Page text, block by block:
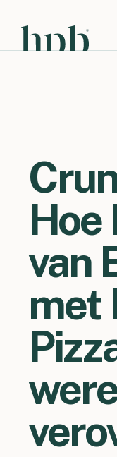
Hoe
van
met